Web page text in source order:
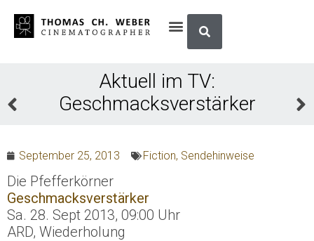
Aktuell im TV:
Geschmacksverstärker
September 25, 2013 Fiction, Sendehinweise
Die Pfefferkörner
Geschmacksverstärker
Sa. 28. Sept 2013, 09:00 Uhr
ARD, Wiederholung